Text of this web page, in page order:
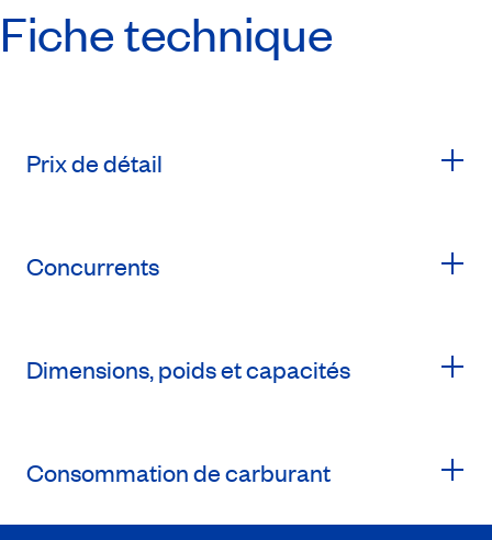
Fiche technique
Prix de détail
Concurrents
Dimensions, poids et capacités
Consommation de carburant